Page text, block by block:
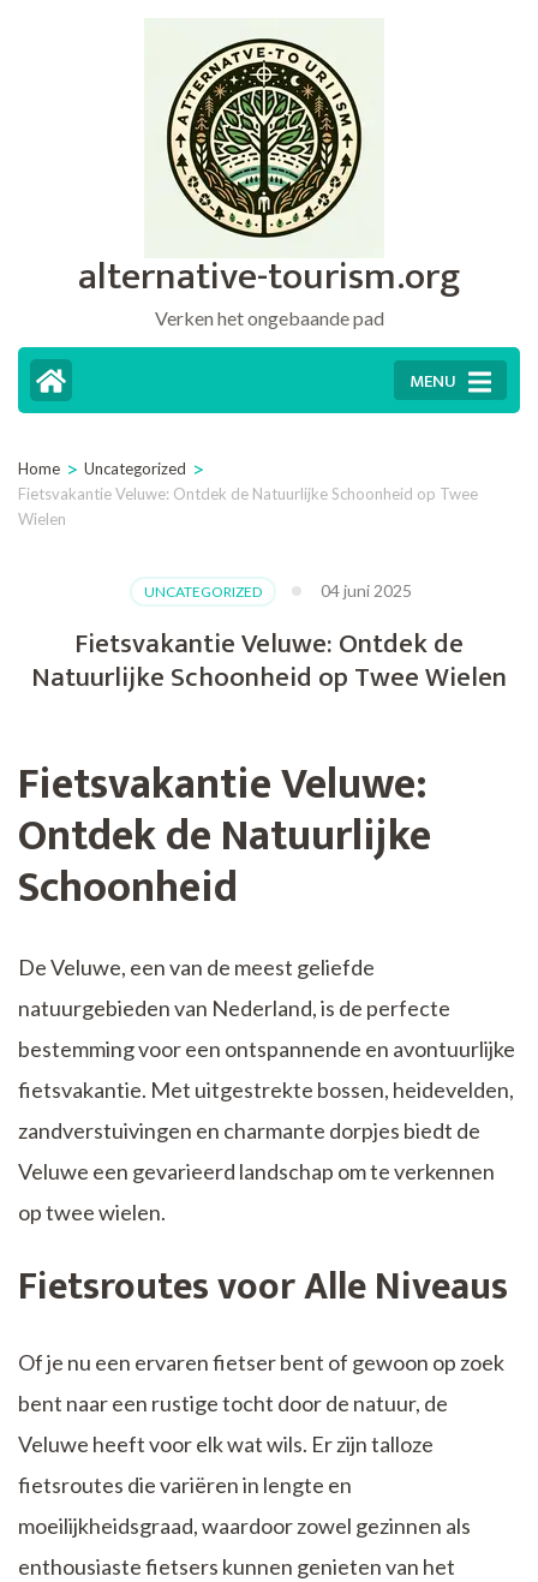
alternative-tourism.org
Verken het ongebaande pad
MENU
Home > Uncategorized >
Fietsvakantie Veluwe: Ontdek de Natuurlijke Schoonheid op Twee
Wielen
UNCATEGORIZED 04 juni 2025
Fietsvakantie Veluwe: Ontdek de
Natuurlijke Schoonheid op Twee Wielen
Fietsvakantie Veluwe:
Ontdek de Natuurlijke
Schoonheid
De Veluwe, een van de meest geliefde
natuurgebieden van Nederland, is de perfecte
bestemming voor een ontspannende en avontuurlijke
fietsvakantie. Met uitgestrekte bossen, heidevelden,
zandverstuivingen en charmante dorpjes biedt de
Veluwe een gevarieerd landschap om te verkennen
op twee wielen.
Fietsroutes voor Alle Niveaus
Of je nu een ervaren fietser bent of gewoon op zoek
bent naar een rustige tocht door de natuur, de
Veluwe heeft voor elk wat wils. Er zijn talloze
fietsroutes die variëren in lengte en
moeilijkheidsgraad, waardoor zowel gezinnen als
enthousiaste fietsers kunnen genieten van het